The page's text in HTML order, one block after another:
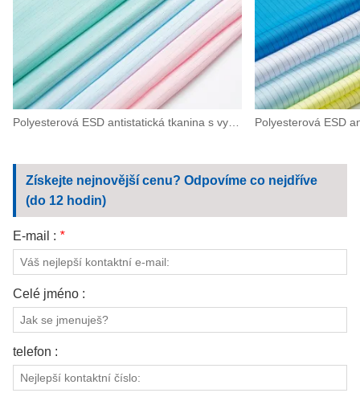
Získejte nejnovější cenu? Odpovíme co nejdříve
(do 12 hodin)
E-mail : *
Celé jméno :
telefon :